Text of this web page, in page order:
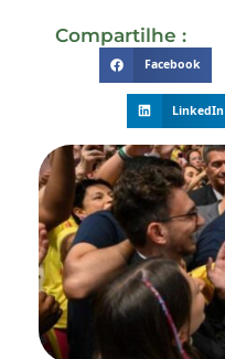
Compartilhe :
Facebook
LinkedIn